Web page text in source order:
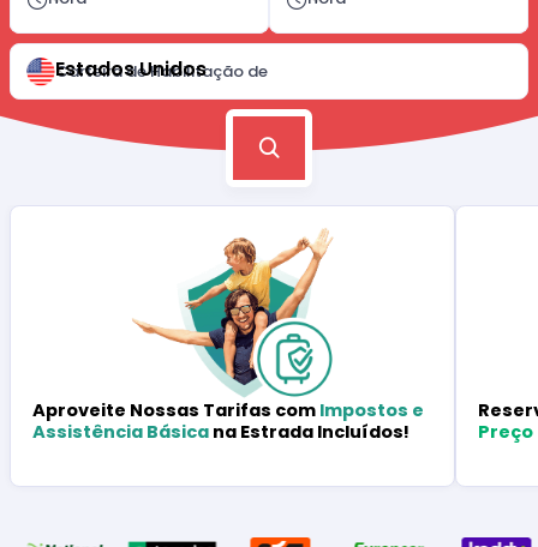
Carteira de Habilitação de
Estados Unidos
Aproveite Nossas Tarifas com Impostos e
Assistência Básica na Estrada Incluídos!
Preço